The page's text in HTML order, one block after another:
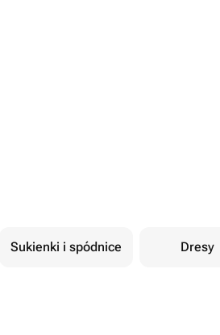
Sukienki i spódnice Dresy